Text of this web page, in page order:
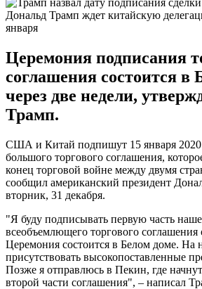
Дональд Трамп ждет китайскую
января
Церемония подписания
соглашения состоится в
через две недели,
Трамп.
США и Китай подпишут 15 января 2020
большого торгового соглашения,
конец торговой войне между двумя
сообщил американский президент
вторник, 31 декабря.
"Я буду подписывать первую часть
всеобъемлющего торгового соглашения
Церемония состоится в Белом доме. На
присутствовать высокопоставленные
Позже я отправлюсь в Пекин, где
второй части соглашения", – написал